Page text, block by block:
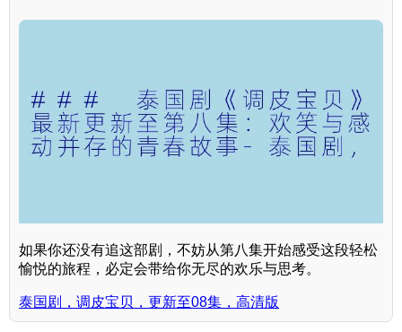
如果你还没有追这部剧，不妨从第八集开始感受这段轻松
愉悦的旅程，必定会带给你无尽的欢乐与思考。
泰国剧，调皮宝贝，更新至08集，高清版